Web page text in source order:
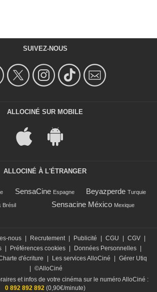
SUIVEZ-NOUS
ALLOCINÉ SUR MOBILE
ALLOCINÉ À L'ÉTRANGER
SensaCine Espagne Beyazperde Turquie
Brésil Sensacine México Mexique
nous Recrutement Publicité CGU CGV
Préférences cookies Données Personnelles
d'écriture Les services AlloCiné
Gérer Utiq
©AlloCiné
et infos de votre cinéma sur le numéro AlloCiné :
0 892 892 892(0,90€/minute)